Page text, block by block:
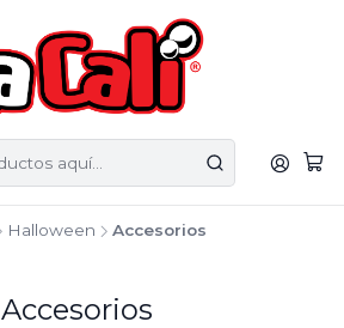
Halloween Accesorios
Accesorios